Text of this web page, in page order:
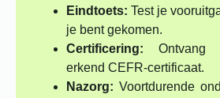
Eindtoets: Test je
je bent gekomen.
Certificering: Ontvang
erkend CEFR-certificaat.
Nazorg: Voortdurende